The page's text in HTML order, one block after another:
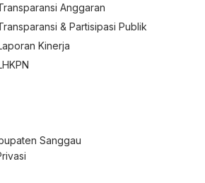
Anggaran
& Partisipasi Publik
Kinerja
Sanggau